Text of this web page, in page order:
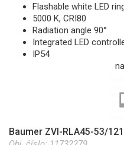
Flashable white LED
5000 K, CRI80
Radiation angle 90°
Integrated LED
IP54
Baumer ZVI-RLA45-53/